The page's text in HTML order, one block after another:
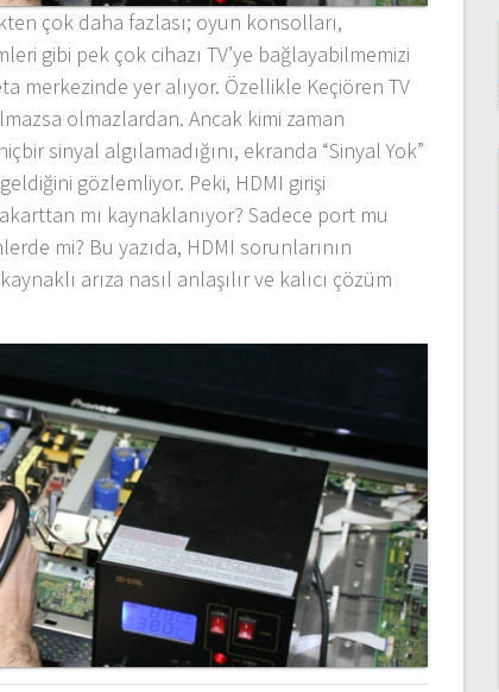
çok daha fazlası; oyun konsolları,
gibi pek çok cihazı TV’ye bağlayabilmemizi
merkezinde yer alıyor. Özellikle Keçiören TV
olmazlardan. Ancak kimi zaman
sinyal algılamadığını, ekranda “Sinyal Yok”
gözlemliyor. Peki, HDMI girişi
mı kaynaklanıyor? Sadece port mu
mi? Bu yazıda, HDMI sorunlarının
arıza nasıl anlaşılır ve kalıcı çözüm